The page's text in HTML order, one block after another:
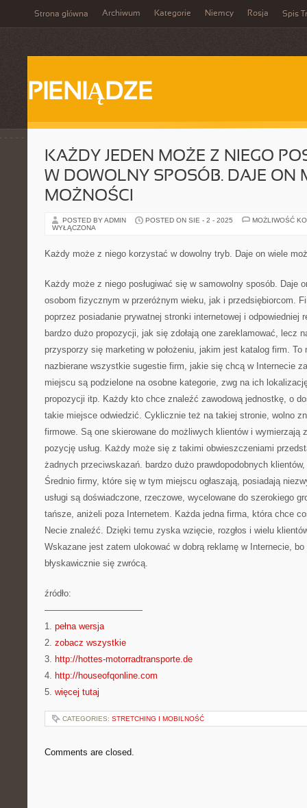
Strona główna Archiwum Kategorie Niemcy Rosja Spis
PIENIĄDZE
KAŻDY JEDEN MOŻE Z NIEGO
W DOWOLNY SPOSÓB. DAJE ON
MOŻNOŚCI
POSTED BY ADMIN POSTED ON SIE - 2 - 2025
MOŻLIWOŚĆ
WYŁĄCZONA
Każdy może z niego korzystać w dowolny tryb. Daje on wiele
Każdy może z niego posługiwać się w samowolny sposób. Daje
osobom fizycznym w przeróżnym wieku, jak i przedsiębiorcom.
poprzez posiadanie prywatnej stronki internetowej i odpowiedniej
bardzo dużo propozycji, jak się zdołają one zareklamować, lecz
przysporzy się marketing w położeniu, jakim jest katalog firm. To
nazbierane wszystkie sugestie firm, jakie się chcą w Internecie
miejscu są podzielone na osobne kategorie, zwg na ich
propozycji itp. Każdy kto chce znaleźć zawodową jednostkę, o
takie miejsce odwiedzić. Cyklicznie też na takiej stronie, wolno
firmowe. Są one skierowane do możliwych klientów i wymierzają
pozycję usług. Każdy może się z takimi obwieszczeniami
żadnych przeciwskazań. bardzo dużo prawdopodobnych
Średnio firmy, które się w tym miejscu ogłaszają, posiadają
usługi są doświadczone, rzeczowe, wycelowane do szerokiego
tańsze, aniżeli poza Internetem. Każda jedna firma, która chce
Necie znaleźć. Dzięki temu zyska wzięcie, rozgłos i wielu
Wskazane jest zatem ulokować w dobrą reklamę w Internecie,
błyskawicznie się zwrócą.
źródło:
———————————
1. pełna wersja
2. zobacz wszystkie
3. http://hottes-motorradtransporte.de
4. http://houseofqonline.com
5. więcej tutaj
CATEGORIES: STRETCHING I MOBILNOŚĆ
Comments are closed.